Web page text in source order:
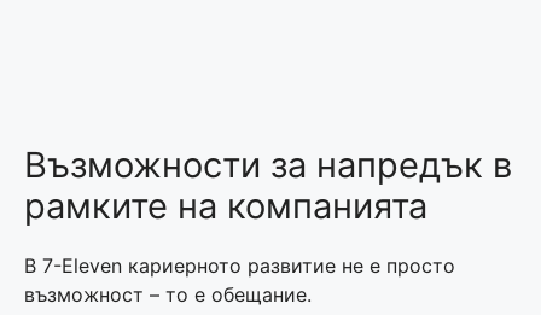
Възможности за напредък в
рамките на компанията
В 7-Eleven кариерното развитие не е просто
възможност – то е обещание.